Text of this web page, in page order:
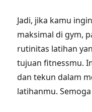
Jadi, jika kamu
maksimal di gym,
rutinitas latihan
tujuan fitnessmu.
dan tekun dalam
latihanmu.